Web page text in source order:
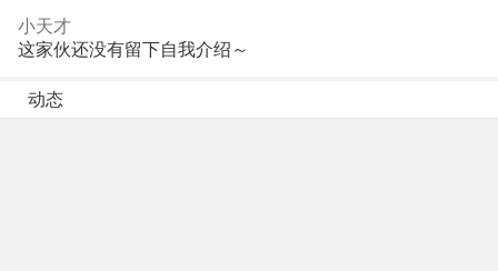
小天才
这家伙还没有留下自我介绍～
动态